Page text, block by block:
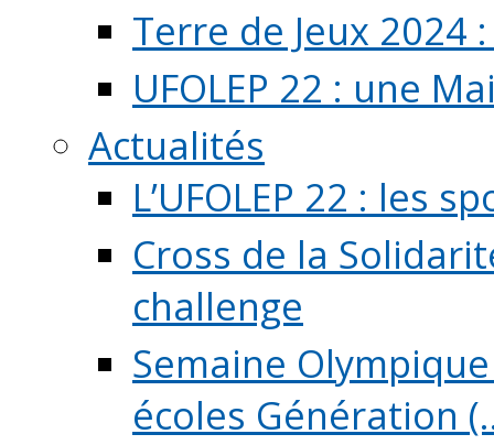
Terre de Jeux 2024
UFOLEP 22 : une
Actualités
L’UFOLEP 22 : les
Cross de la
challenge
Semaine
écoles Génération